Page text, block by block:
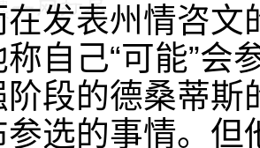
表州情咨文
自己“可能”会
阶段的德桑蒂
参选的事情。